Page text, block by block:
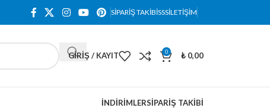
SIPARIŞ TAKIBISSSİLETIŞIM
GIRIŞ / KAYIT 0 ₺ 0,00
İNDIRIMLERSIPARIŞ TAKIBI